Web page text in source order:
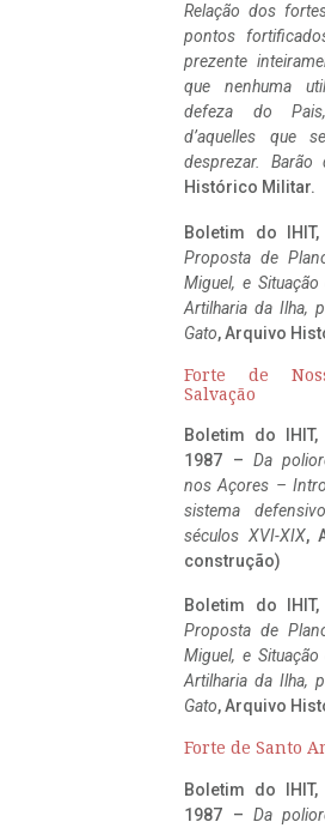
Relação dos
pontos
prezente
que nenhuma
defeza do
d’aquelles que
desprezar. Barão
Histórico Militar.
Boletim do
Proposta de
Miguel, e
Artilharia da Ilha,
Gato, Arquivo
Forte de
Salvação
Boletim do
1987 – Da
nos Açores –
sistema
séculos XVI-XIX,
construção)
Boletim do
Proposta de
Miguel, e
Artilharia da Ilha,
Gato, Arquivo
Forte de Santo
Boletim do
1987 – Da